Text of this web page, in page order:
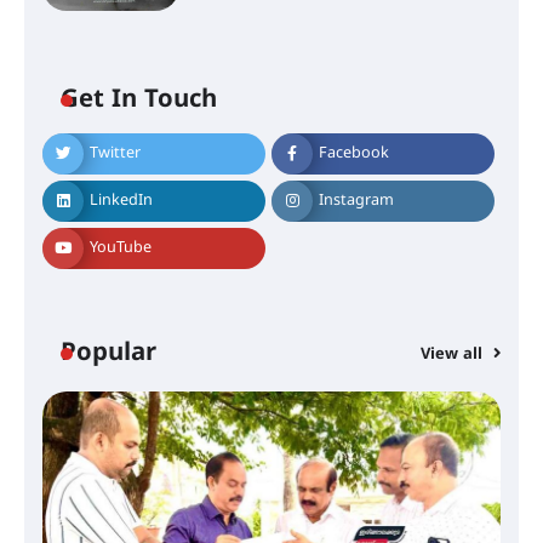
Get In Touch
Twitter Facebook
LinkedIn Instagram
YouTube
Popular View all
തിരനോട്ടം ‘അരങ്ങ് 2026’ ഉണർന്നു
ഐ.ടി.യു. ബാങ്കിലെ
നിക്ഷേപകർക്ക് പണം തിരികെ
നിക്ഷേപക സംരക്ഷണ സമിതി
ശക്തമായ കാറ്റിന് സാധ്യത –
ആഗസ്റ്റ് 12 വരെ മഴ തുടരും,
തൃശൂർ ജില്ലയിൽ മഞ്ഞ അലർട്ട്